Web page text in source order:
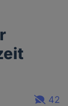
42